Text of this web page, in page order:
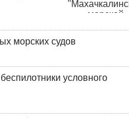
морских судов
условного